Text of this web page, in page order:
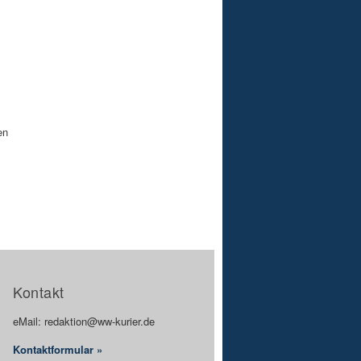
Kontakt
eMail: redaktion@ww-kurier.de
Kontaktformular »